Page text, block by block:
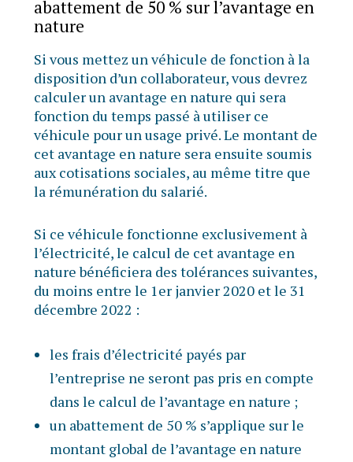
abattement de 50 % sur l’avantage en
nature
Si vous mettez un véhicule de fonction à la
disposition d’un collaborateur, vous devrez
calculer un avantage en nature qui sera
fonction du temps passé à utiliser ce
véhicule pour un usage privé. Le montant de
cet avantage en nature sera ensuite soumis
aux cotisations sociales, au même titre que
la rémunération du salarié.
Si ce véhicule fonctionne exclusivement à
l’électricité, le calcul de cet avantage en
nature bénéficiera des tolérances suivantes,
du moins entre le 1er janvier 2020 et le 31
décembre 2022 :
les frais d’électricité payés par
l’entreprise ne seront pas pris en compte
dans le calcul de l’avantage en nature ;
un abattement de 50 % s’applique sur le
montant global de l’avantage en nature